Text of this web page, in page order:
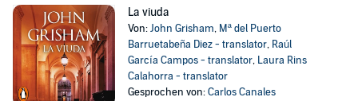
La viuda
Von:John Grisham, Mª del Puerto
Barruetabeña Diez - translator, Raúl
García Campos - translator, Laura Rins
Calahorra - translator
Gesprochen von:Carlos Canales